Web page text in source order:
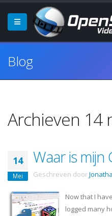
Blog
Archieven 14
14
Mei
Waar is mijn
Geschreven door
Now that I
logged many